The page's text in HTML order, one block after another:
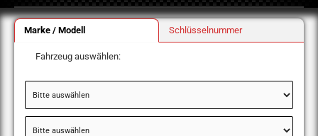
Marke / Modell Schlüsselnummer
Fahrzeug auswählen: